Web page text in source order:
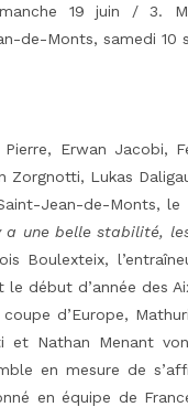
19 juin / 3.
de-Monts, samedi 10
Erwan Jacobi,
Zorgnotti, Lukas
Jean-de-Monts, le
a une belle stabilité,
Boulexteix,
début d’année des
d’Europe,
Nathan Menant
en mesure de
en équipe de